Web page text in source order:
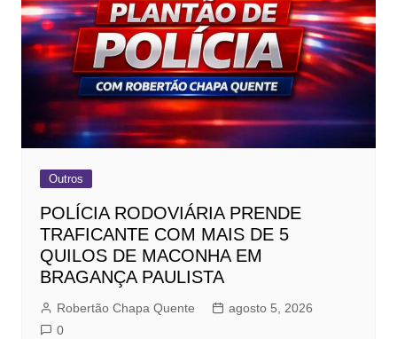
Outros
POLÍCIA RODOVIÁRIA PRENDE
TRAFICANTE COM MAIS DE 5
QUILOS DE MACONHA EM
BRAGANÇA PAULISTA
Robertão Chapa Quente
agosto 5, 2026
0